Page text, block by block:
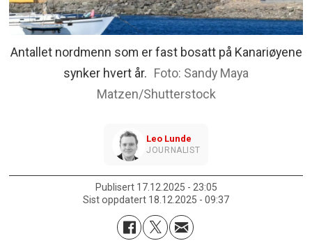
Antallet nordmenn som er fast bosatt på Kanariøyene
synker hvert år.
Sandy Maya
Matzen/Shutterstock
Leo Lunde
JOURNALIST
Publisert
17.12.2025 - 23:05
Sist oppdatert
18.12.2025 - 09:37